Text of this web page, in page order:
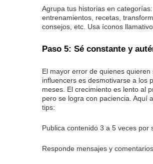
Agrupa tus historias en categorías:
entrenamientos, recetas,
consejos, etc. Usa íconos
Paso 5: Sé constante y
El mayor error de quienes quieren
influencers es desmotivarse a los
meses. El crecimiento es lento al
pero se logra con paciencia. Aquí
tips:
Publica contenido 3 a 5 veces por
Responde mensajes y comentarios.